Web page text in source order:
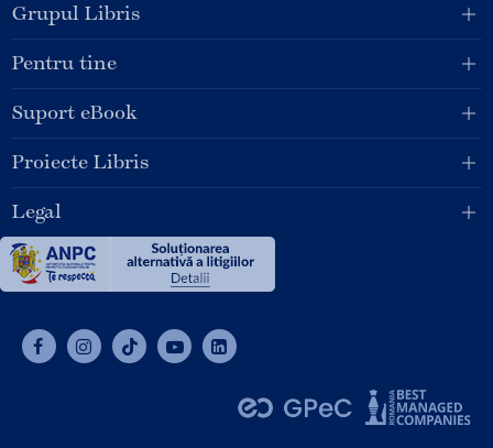
Grupul Libris
Pentru tine
Suport eBook
Proiecte Libris
Legal